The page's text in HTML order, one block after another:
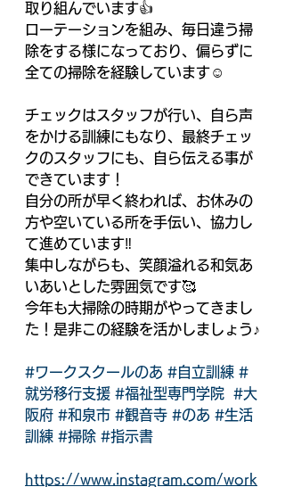
取り組んでいます👍
ローテーションを組み、毎日違う掃
除をする様になっており、偏らずに
全ての掃除を経験しています☺️
チェックはスタッフが行い、自ら声
をかける訓練にもなり、最終チェッ
クのスタッフにも、自ら伝える事が
できています！
自分の所が早く終われば、お休みの
方や空いている所を手伝い、協力し
て進めています‼️
集中しながらも、笑顔溢れる和気あ
いあいとした雰囲気です🥰
今年も大掃除の時期がやってきまし
た！是非この経験を活かしましょう♪
#ワークスクールのあ #自立訓練 #
就労移行支援 #福祉型専門学院
#大
阪府 #和泉市 #観音寺 #のあ #生活
訓練 #掃除 #指示書
https://www.instagram.com/work